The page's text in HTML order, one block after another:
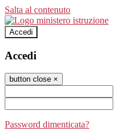
Salta al contenuto
Accedi
Accedi
button close ×
Password dimenticata?